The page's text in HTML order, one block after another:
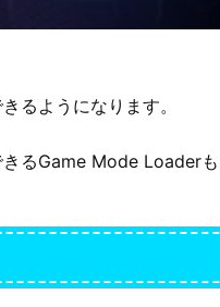
るようになります。
るGame Mode Loaderも